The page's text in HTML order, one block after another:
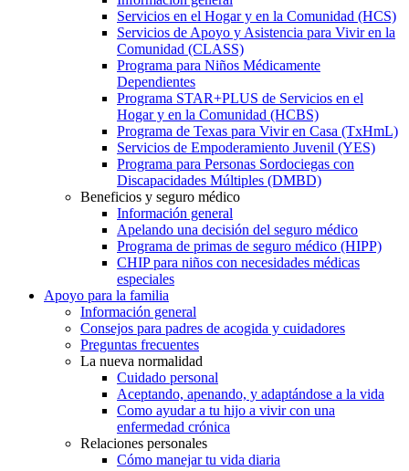
Servicios en el Hogar y en la Comunidad (HCS)
Servicios de Apoyo y Asistencia para Vivir en la
Comunidad (CLASS)
Programa para Niños Médicamente
Dependientes
Programa STAR+PLUS de Servicios en el
Hogar y en la Comunidad (HCBS)
Programa de Texas para Vivir en Casa (TxHmL)
Servicios de Empoderamiento Juvenil (YES)
Programa para Personas Sordociegas con
Discapacidades Múltiples (DMBD)
Beneficios y seguro médico
Información general
Apelando una decisión del seguro médico
Programa de primas de seguro médico (HIPP)
CHIP para niños con necesidades médicas
especiales
Apoyo para la familia
Información general
Consejos para padres de acogida y cuidadores
Preguntas frecuentes
La nueva normalidad
Cuidado personal
Aceptando, apenando, y adaptándose a la vida
Como ayudar a tu hijo a vivir con una
enfermedad crónica
Relaciones personales
Cómo manejar tu vida diaria